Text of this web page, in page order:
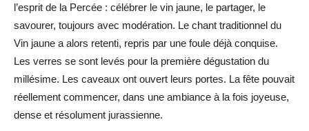
l’esprit de la Percée : célébrer le vin jaune, le partager, le
savourer, toujours avec modération. Le chant traditionnel du
Vin jaune a alors retenti, repris par une foule déjà conquise.
Les verres se sont levés pour la première dégustation du
millésime. Les caveaux ont ouvert leurs portes. La fête pouvait
réellement commencer, dans une ambiance à la fois joyeuse,
dense et résolument jurassienne.